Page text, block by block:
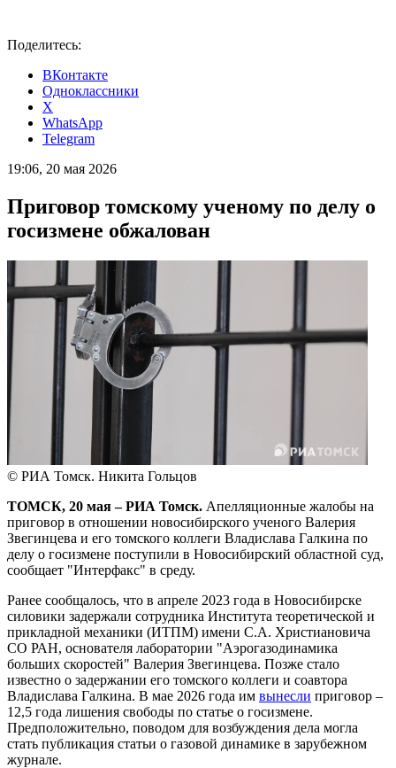
Поделитесь:
ВКонтакте
Одноклассники
X
WhatsApp
Telegram
19:06, 20 мая 2026
Приговор томскому ученому по делу о
госизмене обжалован
© РИА Томск. Никита Гольцов
ТОМСК, 20 мая – РИА Томск. Апелляционные жалобы на
приговор в отношении новосибирского ученого Валерия
Звегинцева и его томского коллеги Владислава Галкина по
делу о госизмене поступили в Новосибирский областной суд,
сообщает "Интерфакс" в среду.
Ранее сообщалось, что в апреле 2023 года в Новосибирске
силовики задержали сотрудника Института теоретической и
прикладной механики (ИТПМ) имени С.А. Христиановича
СО РАН, основателя лаборатории "Аэрогазодинамика
больших скоростей" Валерия Звегинцева. Позже стало
известно о задержании его томского коллеги и соавтора
Владислава Галкина. В мае 2026 года им вынесли приговор –
12,5 года лишения свободы по статье о госизмене.
Предположительно, поводом для возбуждения дела могла
стать публикация статьи о газовой динамике в зарубежном
журнале.